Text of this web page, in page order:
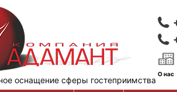
оснащение сферы гостеприимства
О нас